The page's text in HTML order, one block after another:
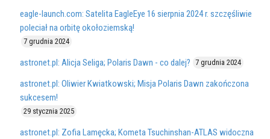
eagle-launch.com: Satelita EagleEye 16 sierpnia 2024 r. szczęśliwie
poleciał na orbitę okołoziemską!
7 grudnia 2024
astronet.pl: Alicja Seliga; Polaris Dawn - co dalej? 7 grudnia 2024
astronet.pl: Oliwier Kwiatkowski; Misja Polaris Dawn zakończona
sukcesem!
29 stycznia 2025
astronet.pl: Zofia Lamęcka; Kometa Tsuchinshan-ATLAS widoczna